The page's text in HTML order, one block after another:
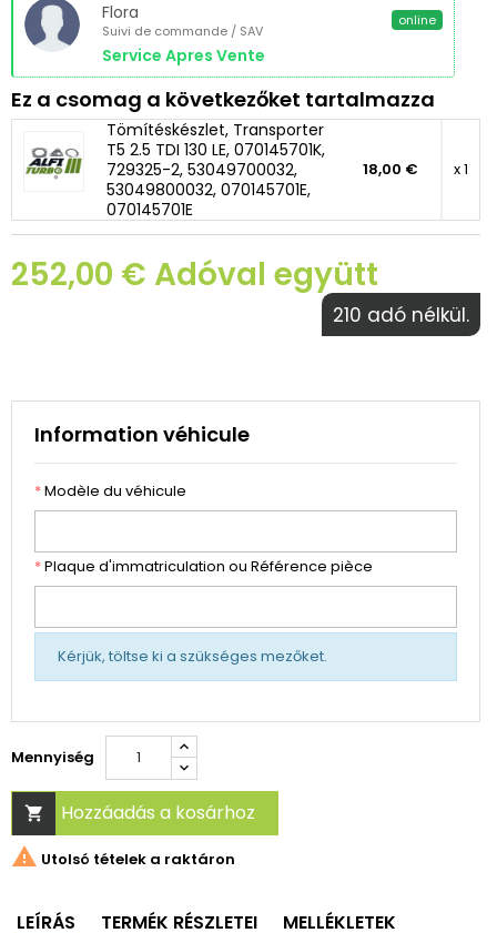
Flora
Suivi de commande / SAV
Service Apres Vente
online
Ez a csomag a következőket tartalmazza
Tömítéskészlet, Transporter
T5 2.5 TDI 130 LE, 070145701K,
729325-2, 53049700032,
53049800032, 070145701E,
070145701E
18,00 € x 1
252,00 € Adóval együtt
210 adó nélkül.
Information véhicule
*Modèle du véhicule
*Plaque d'immatriculation ou Référence pièce
Kérjük, töltse ki a szükséges mezőket.
Mennyiség
 Hozzáadás a kosárhoz
 Utolsó tételek a raktáron
LEÍRÁS TERMÉK RÉSZLETEI MELLÉKLETEK